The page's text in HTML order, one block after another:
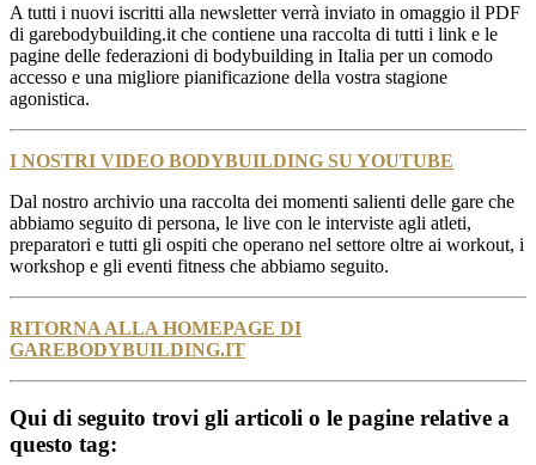
A tutti i nuovi iscritti alla newsletter verrà inviato in omaggio il PDF
di garebodybuilding.it che contiene una raccolta di tutti i link e le
pagine delle federazioni di bodybuilding in Italia per un comodo
accesso e una migliore pianificazione della vostra stagione
agonistica.
I NOSTRI VIDEO BODYBUILDING SU YOUTUBE
Dal nostro archivio una raccolta dei momenti salienti delle gare che
abbiamo seguito di persona, le live con le interviste agli atleti,
preparatori e tutti gli ospiti che operano nel settore oltre ai workout, i
workshop e gli eventi fitness che abbiamo seguito.
RITORNA ALLA HOMEPAGE DI
GAREBODYBUILDING.IT
Qui di seguito trovi gli articoli o le pagine relative a
questo tag: